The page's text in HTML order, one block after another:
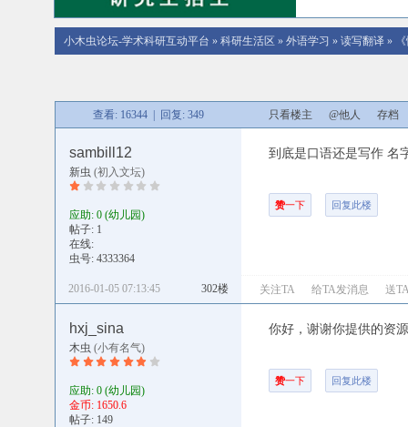
小木虫论坛-学术科研互动平台 » 科研生活区 » 外语学习 » 读写翻译»
查看: 16344 | 回复: 349 只看楼主 @他人 存档
sambill12
新虫 (初入文坛)
应助: 0 (幼儿园)
帖子: 1
在线:
虫号: 4333364
到底是口语还是写作 名
赞一下 回复此楼
302楼
2016-01-05 07:13:45 关注TA 给TA发消息 送
hxj_sina
木虫 (小有名气)
应助: 0 (幼儿园)
金币: 1650.6
帖子: 149
你好，谢谢你提供的资
赞一下 回复此楼